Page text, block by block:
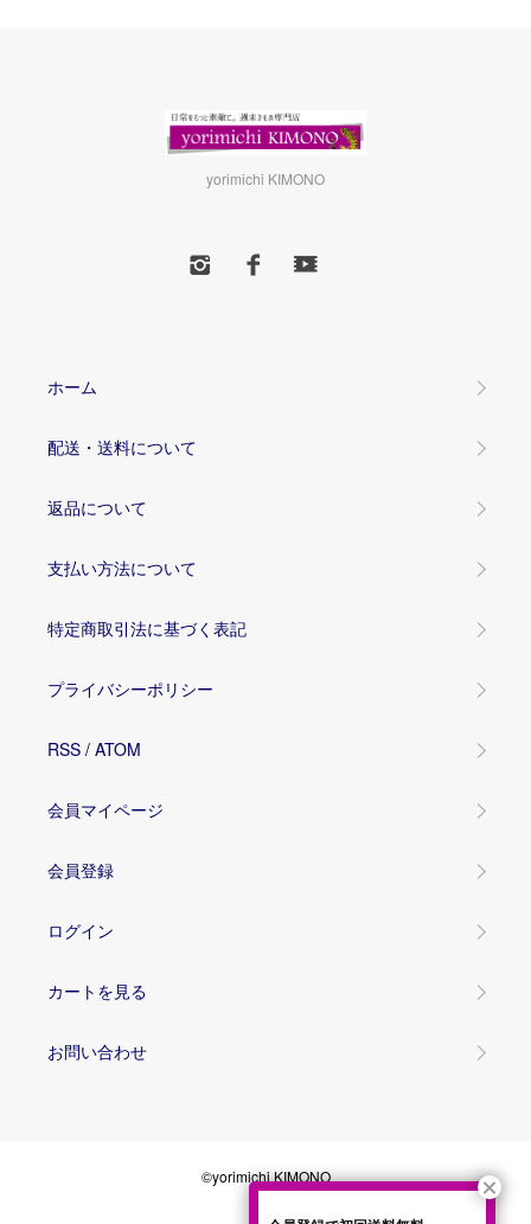
yorimichi KIMONO
ホーム
配送・送料について
返品について
支払い方法について
特定商取引法に基づく表記
プライバシーポリシー
RSS / ATOM
会員マイページ
会員登録
ログイン
カートを見る
お問い合わせ
©yorimichi KIMONO